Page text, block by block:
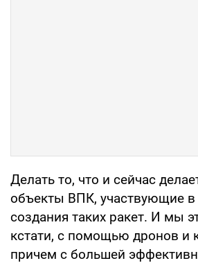
Делать то, что и сейчас
объекты ВПК, участвующие в
создания таких ракет. И мы
кстати, с помощью дронов и
причем с большей